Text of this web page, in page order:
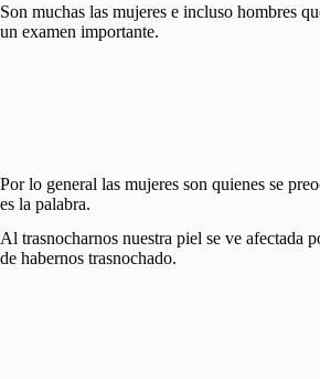
Son muchas las mujeres e incluso hombres
un examen importante.
Por lo general las mujeres son quienes se
es la palabra.
Al trasnocharnos nuestra piel se ve afectada
de habernos trasnochado.